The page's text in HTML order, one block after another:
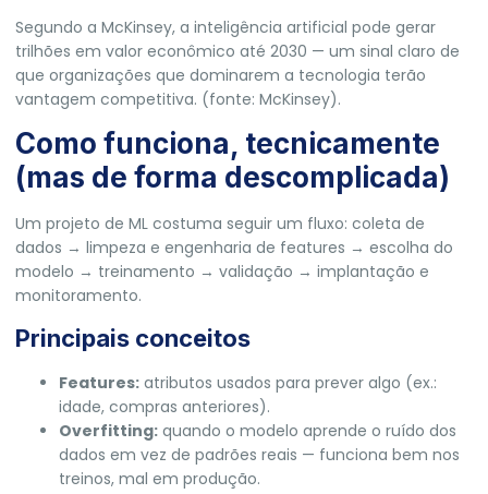
Segundo a McKinsey, a inteligência artificial pode gerar
trilhões em valor econômico até 2030 — um sinal claro de
que organizações que dominarem a tecnologia terão
vantagem competitiva. (fonte: McKinsey).
Como funciona, tecnicamente
(mas de forma descomplicada)
Um projeto de ML costuma seguir um fluxo: coleta de
dados → limpeza e engenharia de features → escolha do
modelo → treinamento → validação → implantação e
monitoramento.
Principais conceitos
Features: atributos usados para prever algo (ex.:
idade, compras anteriores).
Overfitting: quando o modelo aprende o ruído dos
dados em vez de padrões reais — funciona bem nos
treinos, mal em produção.